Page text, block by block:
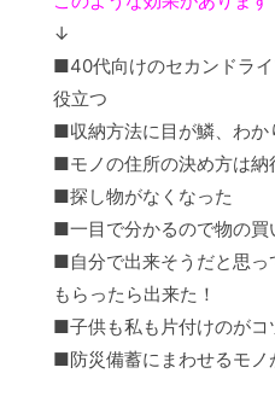
↓
■40代向けのセカンドラ
役立つ
■収納方法に目が鱗、わか
■モノの住所の決め方は納
■探し物がなくなった
■一目で分かるので物の買
■自分で出来そうだと思っ
もらったら出来た！
■子供も私も片付けのがコ
■防災備蓄にまわせるモノ